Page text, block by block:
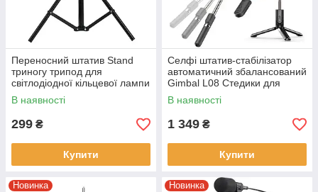
Переносний штатив Stand
триногу трипод для
світлодіодної кільцевої лампи
2,1 м без коробки Чорний
В наявності
299 ₴
Купити
Селфі штатив-стабілізатор
автоматичний збалансований
Gimbal L08 Стедики для
смартфона
В наявності
1 349 ₴
Купити
Новинка Новинка